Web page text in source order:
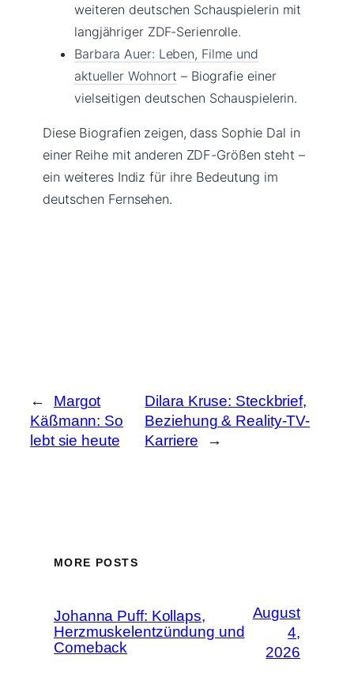
weiteren deutschen Schauspielerin mit
langjähriger ZDF-Serienrolle.
Barbara Auer: Leben, Filme und
aktueller Wohnort – Biografie einer
vielseitigen deutschen Schauspielerin.
Diese Biografien zeigen, dass Sophie Dal in
einer Reihe mit anderen ZDF-Größen steht –
ein weiteres Indiz für ihre Bedeutung im
deutschen Fernsehen.
←
Margot
Käßmann: So
lebt sie heute
Dilara Kruse: Steckbrief,
Beziehung & Reality-TV-
Karriere
→
MORE POSTS
Johanna Puff: Kollaps,
Herzmuskelentzündung und
Comeback
August
4,
2026